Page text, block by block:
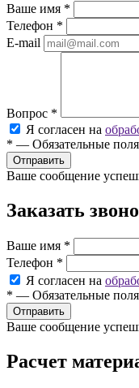
Ваше имя *
Телефон *
E-mail
Вопрос *
Я согласен на
* — Обязательные поля
Ваше сообщение
Заказать
Ваше имя *
Телефон *
Я согласен на
* — Обязательные поля
Ваше сообщение
Расчет